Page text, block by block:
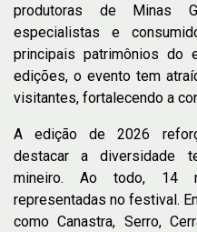
produtoras de Minas
especialistas e
principais patrimônios do
edições, o evento tem
visitantes, fortalecendo a
A edição de 2026
destacar a diversidade
mineiro. Ao todo, 14
representadas no festival.
como Canastra, Serro,